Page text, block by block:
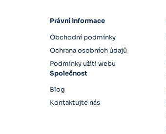
Právní informace
Obchodní podmínky
Ochrana osobních údajů
Podmínky užití webu
Společnost
Blog
Kontaktujte nás